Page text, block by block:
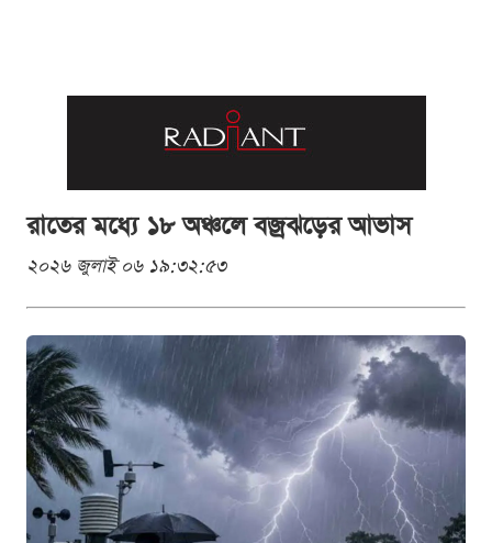
রাতের মধ্যে ১৮ অঞ্চলে বজ্রঝড়ের আভাস
২০২৬ জুলাই ০৬ ১৯:৩২:৫৩